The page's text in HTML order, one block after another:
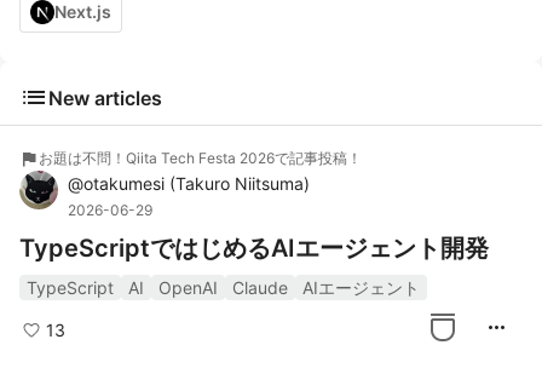
Next.js
list New articles
flag お題は不問！Qiita Tech Festa 2026で記事投稿！
@otakumesi (Takuro Niitsuma)
2026-06-29
TypeScriptではじめるAIエージェント開発
TypeScript AI OpenAI Claude AIエージェント
13 more_horiz